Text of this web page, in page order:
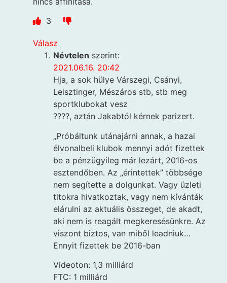
3
Válasz
Névtelen szerint:
2021.06.16. 20:42
Hja, a sok hülye Várszegi, Csányi,
Leisztinger, Mészáros stb, stb meg
sportklubokat vesz
????, aztán Jakabtól kérnek parizert.
„Próbáltunk utánajárni annak, a hazai
élvonalbeli klubok mennyi adót fizettek
be a pénzügyileg már lezárt, 2016-os
esztendőben. Az „érintettek” többsége
nem segítette a dolgunkat. Vagy üzleti
titokra hivatkoztak, vagy nem kívánták
elárulni az aktuális összeget, de akadt,
aki nem is reagált megkeresésünkre. Az
viszont biztos, van miből leadniuk…
Ennyit fizettek be 2016-ban
Videoton: 1,3 milliárd
FTC: 1 milliárd